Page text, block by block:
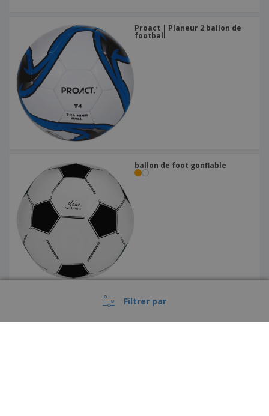
Filtrer par
Proact | Planeur 2 ballon de
football
ballon de foot gonflable
Ballon de plage gonflable